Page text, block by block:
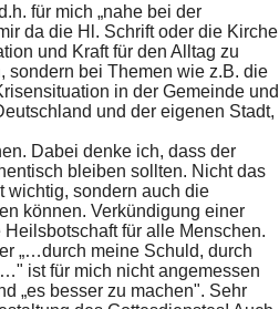
für mich „nahe bei der
da die Hl. Schrift oder die Kirche
und Kraft für den Alltag zu
sondern bei Themen wie z.B. die
in der Gemeinde und
und der eigenen Stadt,
Dabei denke ich, dass der
bleiben sollten. Nicht das
wichtig, sondern auch die
können. Verkündigung einer
für alle Menschen.
„…durch meine Schuld, durch
ist für mich nicht angemessen
„es besser zu machen". Sehr